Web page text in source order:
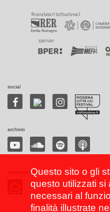
social
archivio
Questo sito o gli
questo utilizzati si
necessari al
finalità illustrate